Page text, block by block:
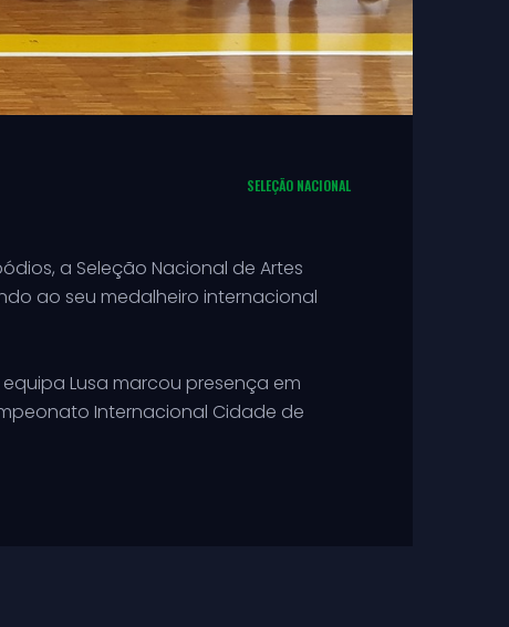
SELEÇÃO NACIONAL
a Seleção Nacional de Artes
ao seu medalheiro internacional
equipa Lusa marcou presença em
Internacional Cidade de